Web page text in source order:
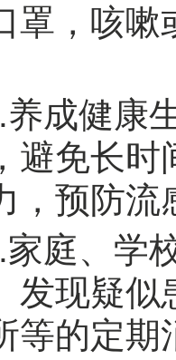
罩，咳嗽
养成健康
避免长时
，预防流
家庭、学
发现疑似
等的定期